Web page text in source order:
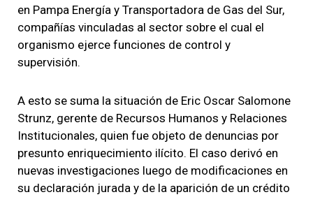
en Pampa Energía y Transportadora de Gas del Sur,
compañías vinculadas al sector sobre el cual el
organismo ejerce funciones de control y
supervisión.
A esto se suma la situación de Eric Oscar Salomone
Strunz, gerente de Recursos Humanos y Relaciones
Institucionales, quien fue objeto de denuncias por
presunto enriquecimiento ilícito. El caso derivó en
nuevas investigaciones luego de modificaciones en
su declaración jurada y de la aparición de un crédito